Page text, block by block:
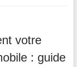
votre
: guide